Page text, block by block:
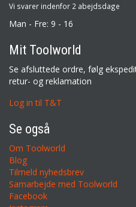
Vi svarer indenfor 2 abejdsdage
Man - Fre: 9 - 16
Mit Toolworld
Se afsluttede ordre, følg
retur- og reklamation
Log in til T&T
Se også
Om Toolworld
Blog
Tilmeld nyhedsbrev
Samarbejde med Toolworld
Facebook